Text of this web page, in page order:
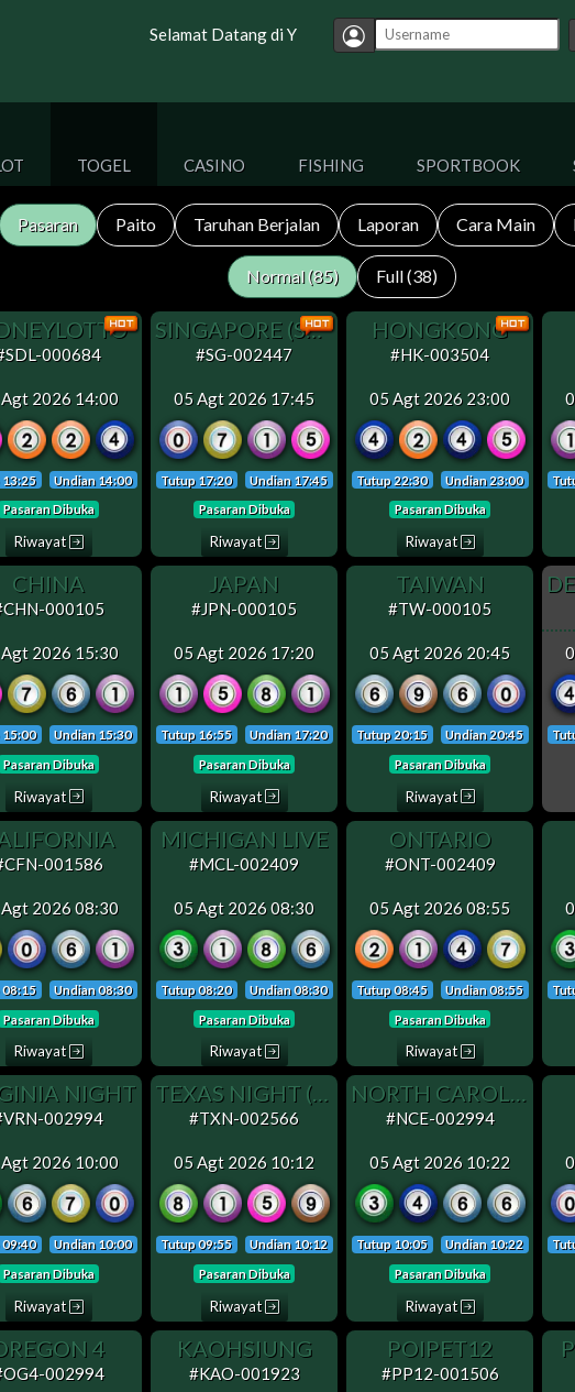
Selamat Datang di YYBANDOT, Situs Agen judi Terpercaya dan
TOGEL CASINO FISHING SPORTBOOK
Pasaran Paito Taruhan Berjalan Laporan Cara Main
Normal (85) Full (38)
000684
2026 14:00
13:25 Undian 14:00
Pasaran Dibuka
Riwayat
SINGAPORE (SEL & JUM OFF)
#SG-002447
05 Agt 2026 17:45
Tutup 17:20 Undian 17:45
Pasaran Dibuka
Riwayat
HONGKONG
#HK-003504
05 Agt 2026 23:00
Tutup 22:30 Undian 23:00
Pasaran Dibuka
Riwayat
CHINA
000105
2026 15:30
15:00 Undian 15:30
Pasaran Dibuka
Riwayat
JAPAN
#JPN-000105
05 Agt 2026 17:20
Tutup 16:55 Undian 17:20
Pasaran Dibuka
Riwayat
TAIWAN
#TW-000105
05 Agt 2026 20:45
Tutup 20:15 Undian 20:45
Pasaran Dibuka
Riwayat
001586
2026 08:30
08:15 Undian 08:30
Pasaran Dibuka
Riwayat
MICHIGAN LIVE
#MCL-002409
05 Agt 2026 08:30
Tutup 08:20 Undian 08:30
Pasaran Dibuka
Riwayat
ONTARIO
#ONT-002409
05 Agt 2026 08:55
Tutup 08:45 Undian 08:55
Pasaran Dibuka
Riwayat
NIGHT
002994
2026 10:00
09:40 Undian 10:00
Pasaran Dibuka
Riwayat
TEXAS NIGHT (SENIN OFF)
#TXN-002566
05 Agt 2026 10:12
Tutup 09:55 Undian 10:12
Pasaran Dibuka
Riwayat
NORTH CAROLINA EVENING
#NCE-002994
05 Agt 2026 10:22
Tutup 10:05 Undian 10:22
Pasaran Dibuka
Riwayat
4
002994
KAOHSIUNG
#KAO-001923
POIPET12
#PP12-001506